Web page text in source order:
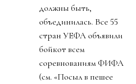
план не продажа и что
всем очень хорошо от
этого будет. И тут
свершилось. Лысый
коррупционер
совершил чудо. Европа,